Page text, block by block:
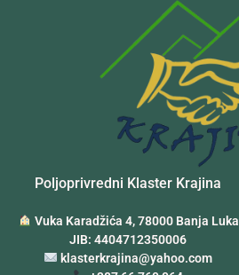
Poljoprivredni Klaster Krajina
Vuka Karadžića 4, 78000 Banja Luka
JIB: 4404712350006
klasterkrajina@yahoo.com